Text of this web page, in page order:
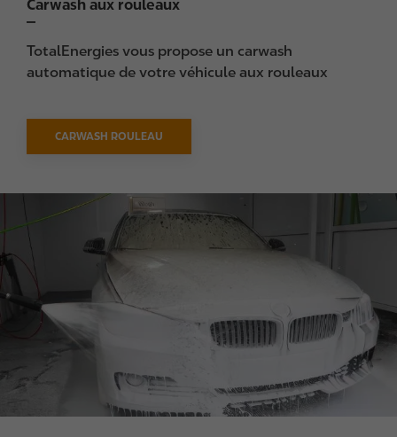
Carwash aux rouleaux
TotalEnergies vous propose un carwash
automatique de votre véhicule aux rouleaux
CARWASH ROULEAU
m
g